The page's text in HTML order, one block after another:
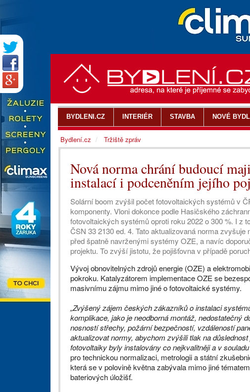
Nová norma chrání budoucí
instalací i podceněním jejího
Solární boom zvýšil počet fotovoltaických systémů v
komponenty. Vloni dokonce podle Hasičského
fotovoltaických systémů oproti roku 2022 o 300 %. I z
ČSN 33 2130 ed. 4. Tato aktualizovaná norma
před špatně navrženými systémy OZE, a navíc
projektu. To zvýší jistotu, že pojišťovna v případě
Vývoj obnovitelných zdrojů energie (OZE) a
pokroku. Katalyzátorem implementace OZE se
masivnímu zájmu mimo jiné o fotovoltaické systémy.
„Zvýšený zájem českých zákazníků o instalaci
komplikace, jako je neodborná montáž, nedostatečný
nosností střechy, požární bezpečností, vzdáleností
aktualizovat normy, abychom zvýšili tlak na
fotovoltaiky byly instalovány co nejkvalitněji a v
pro technickou normalizaci, metrologii a státní
která se v polovině května zabývala mimo jiné
bateriových úložišť.
BYDLENI.CZ INTERIÉR STAVBA NOVÉ
Bydlení.cz Tržiště zpráv